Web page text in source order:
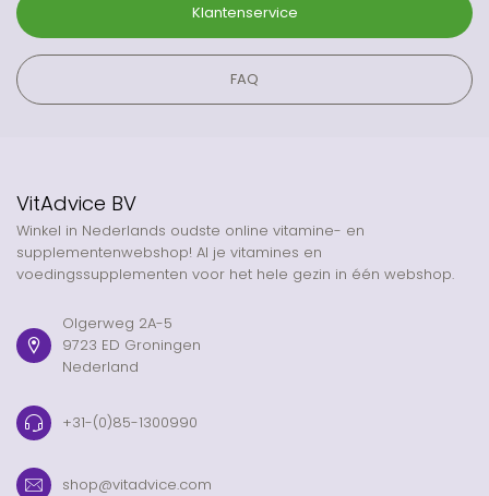
Klantenservice
FAQ
VitAdvice BV
Winkel in Nederlands oudste online vitamine- en
supplementenwebshop! Al je vitamines en
voedingssupplementen voor het hele gezin in één webshop.
Olgerweg 2A-5
9723 ED Groningen
Nederland
+31-(0)85-1300990
shop@vitadvice.com